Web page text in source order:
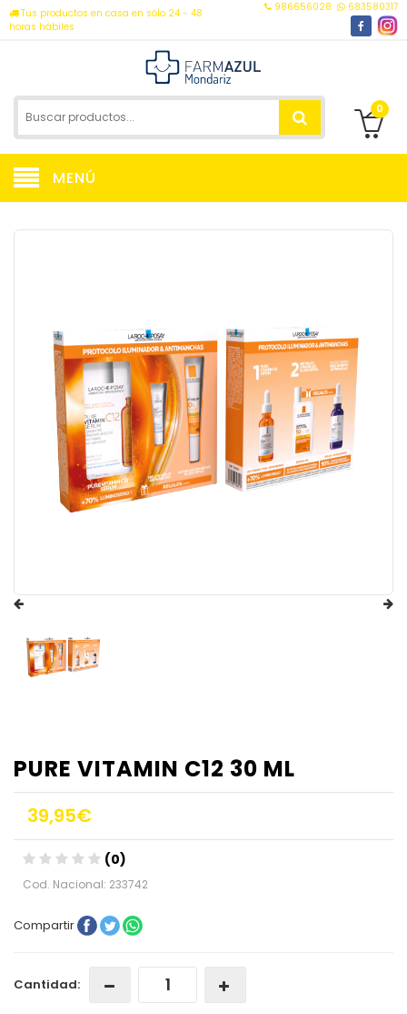
Tus productos en casa en sólo 24 - 48
horas hábiles
986656028 683580317
0
MENÚ
PURE VITAMIN C12 30 ML
39,95€
(0)
Cod. Nacional: 233742
Compartir
Cantidad: